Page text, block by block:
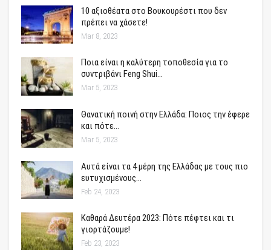
10 αξιοθέατα στο Βουκουρέστι που δεν
πρέπει να χάσετε!
Mar 8, 2023
Ποια είναι η καλύτερη τοποθεσία για το
συντριβάνι Feng Shui…
Mar 5, 2023
Θανατική ποινή στην Ελλάδα: Ποιος την έφερε
και πότε…
Mar 5, 2023
Αυτά είναι τα 4 μέρη της Ελλάδας με τους πιο
ευτυχισμένους…
Feb 24, 2023
Καθαρά Δευτέρα 2023: Πότε πέφτει και τι
γιορτάζουμε!
Feb 23, 2023